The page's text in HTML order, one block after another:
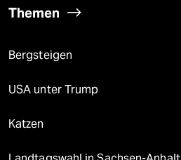
Themen
Bergsteigen
USA unter Trump
Katzen